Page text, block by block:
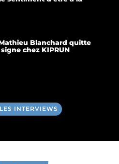
Blanchard quitte
chez KIPRUN
INTERVIEWS